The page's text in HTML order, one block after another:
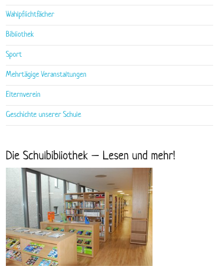
Wahlpflichtfächer
Bibliothek
Sport
Mehrtägige Veranstaltungen
Elternverein
Geschichte unserer Schule
Die Schulbibliothek – Lesen und mehr!